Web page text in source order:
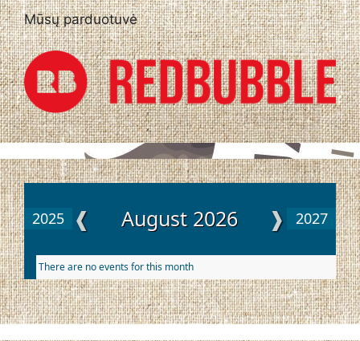
Mūsų parduotuvė
2025 ❰ August 2026 ❱ 2027
There are no events for this month